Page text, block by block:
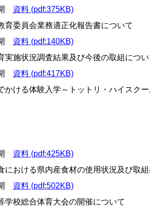
資料 (pdf:375KB)
委員会業務適正化報告書について
資料 (pdf:140KB)
施状況調査結果及び今後の取組につい
資料 (pdf:417KB)
ける体験入学～トットリ・ハイスクー
資料 (pdf:425KB)
おける県内産食材の使用状況及び取組
資料 (pdf:502KB)
校総合体育大会の開催について